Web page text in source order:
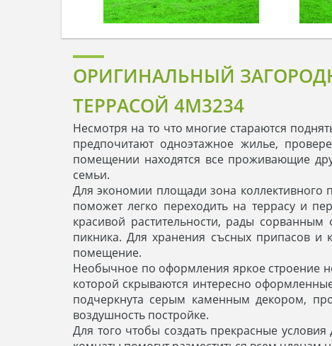
ОРИГИНАЛЬНЫЙ
ТЕРРАСОЙ 4M3234
Несмотря на то что многие стараются
предпочитают одноэтажное жилье,
помещении находятся все проживающие
семьи.
Для экономии площади зона коллективного
поможет легко переходить на террасу и
красивой растительности, рады
пикника. Для хранения съсных припасов и
помещение.
Необычное по оформления яркое строение
которой скрываются интересно
подчеркнута серым каменным декором,
воздушность постройке.
Для того чтобы создать прекрасные